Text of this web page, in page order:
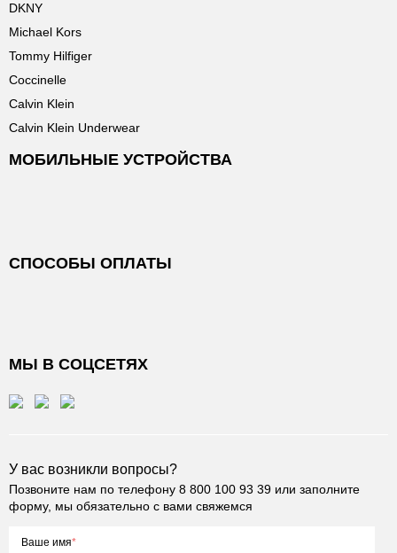
DKNY
Michael Kors
Tommy Hilfiger
Coccinelle
Calvin Klein
Calvin Klein Underwear
МОБИЛЬНЫЕ УСТРОЙСТВА
СПОСОБЫ ОПЛАТЫ
МЫ В СОЦСЕТЯХ
У вас возникли вопросы?
Позвоните нам по телефону 8 800 100 93 39 или заполните
форму, мы обязательно с вами свяжемся
Ваше имя